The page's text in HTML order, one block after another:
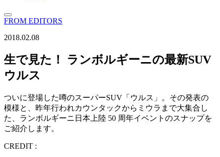
FROM EDITORS
2018.02.08
生で見た！ ランボルギーニの最新SUV
ウルス
ついに登場した噂のスーパーSUV「ウルス」。その発表の
模様と、昨年行われカウンタックからミウラまで大集合し
た、ランボルギーニ日本上陸 50 周年イベントのスナップを
ご紹介します。
CREDIT :